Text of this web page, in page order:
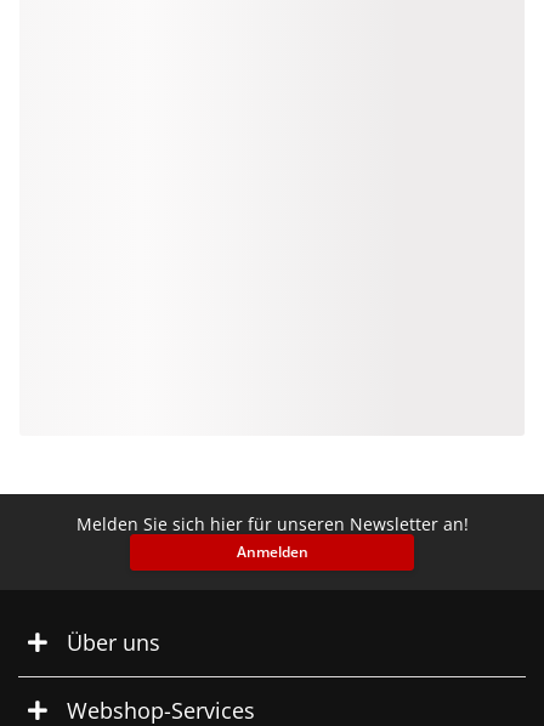
Melden Sie sich hier für unseren Newsletter an!
Anmelden
Über uns
Webshop-Services